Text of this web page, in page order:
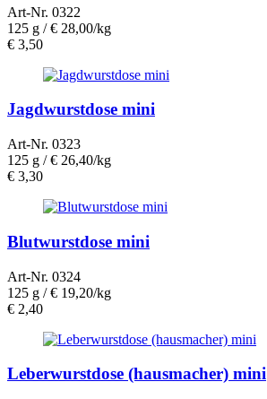
Art-Nr. 0322
125 g /€ 28,00/kg
€ 3,50
Jagdwurstdose mini
Art-Nr. 0323
125 g /€ 26,40/kg
€ 3,30
Blutwurstdose mini
Art-Nr. 0324
125 g /€ 19,20/kg
€ 2,40
Leberwurstdose (hausmacher) mini